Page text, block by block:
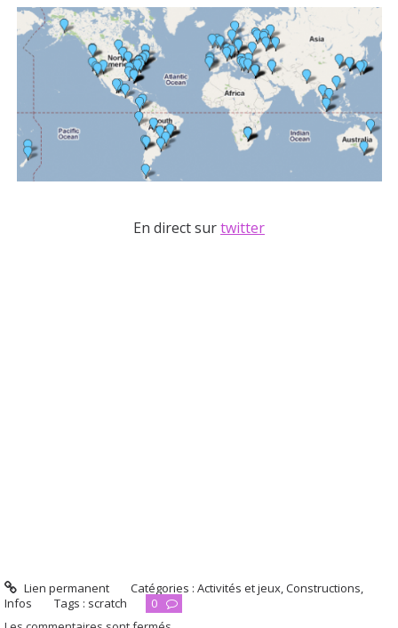
En direct surtwitter
Lien permanent Catégories :Activités et jeux,Constructions,
Infos
Tags : scratch
0